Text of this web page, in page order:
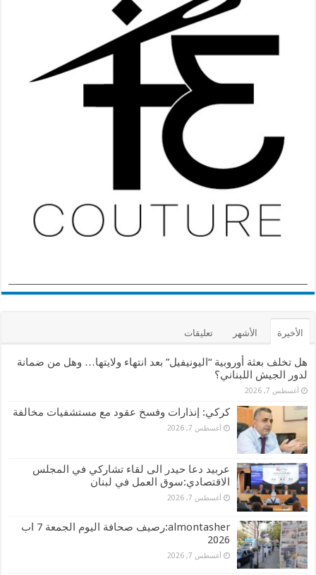
الأخيرة الأشهر تعليقات
هل تخلف بعثة أوروبية “اليونيفيل” بعد انتهاء ولايتها… وهل من ضمانة
لدور الجيش اللبناني؟
أغسطس 7, 2026
كركي: إنذارات وفسخ عقود مع مستشفيات مخالفة
أغسطس 7, 2026
عربيد دعا حيدر الى لقاء تشاركي في المجلس
الاقتصادي:سوق العمل في لبنان
أغسطس 7, 2026
almontasher:رصيف صحافة اليوم الجمعة 7 اب
2026
أغسطس 7, 2026